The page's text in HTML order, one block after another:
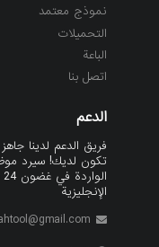
نموذج معتمد
التحميلات
الباعة
اتصل بنا
الدعم
فريق الدعم لدينا
تكون لديك! سيرد
الإنجليزية